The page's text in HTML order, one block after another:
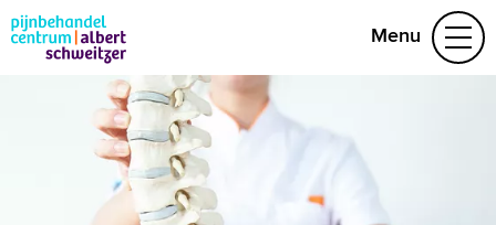
Menu
Aandoeningen
Behandelteam
Contact